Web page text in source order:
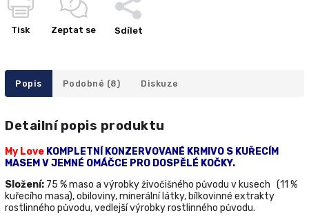
Tisk Zeptat se Sdílet
Popis Podobné (8) Diskuze
Detailní popis produktu
My Love KOMPLETNÍ KONZERVOVANÉ KRMIVO S KUŘECÍM
MASEM V JEMNÉ OMÁČCE PRO DOSPĚLÉ KOČKY.
Složení: 75 % maso a výrobky živočišného původu v kusech (11 %
kuřecího masa), obiloviny, minerální látky, bílkovinné extrakty
rostlinného původu, vedlejší výrobky rostlinného původu.